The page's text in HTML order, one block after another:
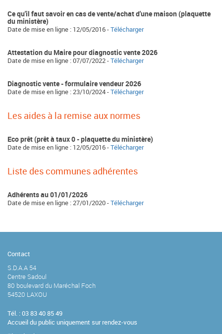
Ce qu'il faut savoir en cas de vente/achat d'une maison (plaquette
du ministère)
Date de mise en ligne : 12/05/2016 -Télécharger
Attestation du Maire pour diagnostic vente 2026
Date de mise en ligne : 07/07/2022 -Télécharger
Diagnostic vente - formulaire vendeur 2026
Date de mise en ligne : 23/10/2024 -Télécharger
Les aides à la remise aux normes
Eco prêt (prêt à taux 0 - plaquette du ministère)
Date de mise en ligne : 12/05/2016 -Télécharger
Liste des communes adhérentes
Adhérents au 01/01/2026
Date de mise en ligne : 27/01/2020 -Télécharger
Contact
S.D.A.A 54
Centre Sadoul
80 boulevard du Maréchal Foch
54520 LAXOU
Tél. : 03 83 40 85 49
Accueil du public uniquement sur rendez-vous